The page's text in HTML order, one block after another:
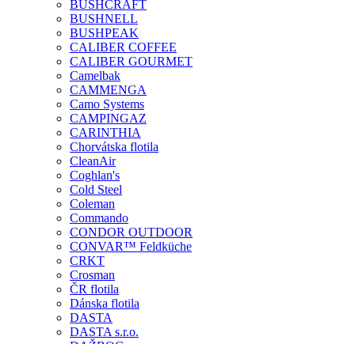
BUSHCRAFT
BUSHNELL
BUSHPEAK
CALIBER COFFEE
CALIBER GOURMET
Camelbak
CAMMENGA
Camo Systems
CAMPINGAZ
CARINTHIA
Chorvátska flotila
CleanAir
Coghlan's
Cold Steel
Coleman
Commando
CONDOR OUTDOOR
CONVAR™ Feldküche
CRKT
Crosman
ČR flotila
Dánska flotila
DASTA
DASTA s.r.o.